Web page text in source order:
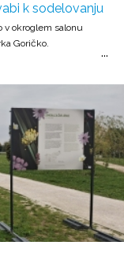
k sodelovanju
v okroglem salonu
Goričko.